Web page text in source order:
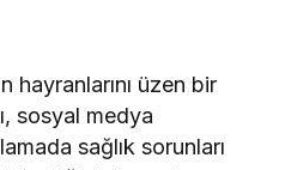
hayranlarını üzen bir
sosyal medya
sağlık sorunları